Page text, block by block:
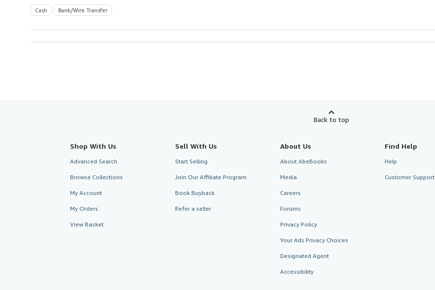
Cash Bank/Wire Transfer
Back to top
Shop With Us
Advanced Search
Browse Collections
My Account
My Orders
View Basket
Sell With Us
Start Selling
Join Our Affiliate Program
Book Buyback
Refer a seller
About Us
About AbeBooks
Media
Careers
Forums
Privacy Policy
Your Ads Privacy Choices
Designated Agent
Accessibility
Find Help
Help
Customer Support